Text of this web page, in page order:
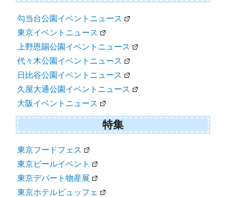
勾当台公園イベントニュース
東京イベントニュース
上野恩賜公園イベントニュース
代々木公園イベントニュース
日比谷公園イベントニュース
久屋大通公園イベントニュース
大阪イベントニュース
特集
東京フードフェス
東京ビールイベント
東京デパート物産展
東京ホテルビュッフェ